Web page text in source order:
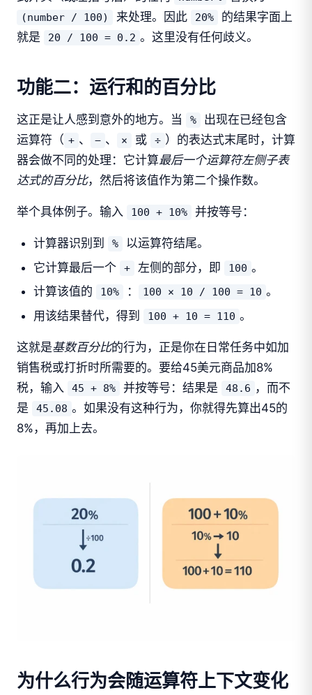
(number / 100) 来处理。因此 20%
的结果字面上
就是
20 / 100 = 0.2 。这里没有任何歧义。
功能二：运行和的百分比
这正是让人感到意外的地方。当 %
出现在已经包含
运算符（ + 、 − 、 × 或 ÷ ）的表达式末尾时，计算
器会做不同的处理：它计算最后一个运算符左侧子表
达式的百分比，然后将该值作为第二个操作数。
举个具体例子。输入 100 + 10% 并按等号：
计算器识别到 %
以运算符结尾。
它计算最后一个
+ 左侧的部分，即 100 。
计算该值的
10% ： 100 × 10 / 100 = 10 。
用该结果替代，得到
100 + 10 = 110 。
这就是基数百分比的行为，正是你在日常任务中如加
销售税或打折时所需要的。要给45美元商品加8%
税，输入
45 + 8% 并按等号：结果是 48.6 ，而不
是
45.08 。如果没有这种行为，你就得先算出45的
8%，再加上去。
为什么行为会随运算符上下文变化